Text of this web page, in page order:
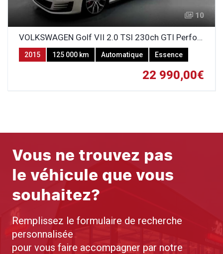
10
VOLKSWAGEN Golf VII 2.0 TSI 230ch GTI Performance DSG6
22 990,00€
2015 125 000 km Automatique Essence
Vous ne trouvez pas
le véhicule que vous
souhaitez?
Remplissez le formulaire de recherche
personnalisée
pour vous faire accompagner par notre